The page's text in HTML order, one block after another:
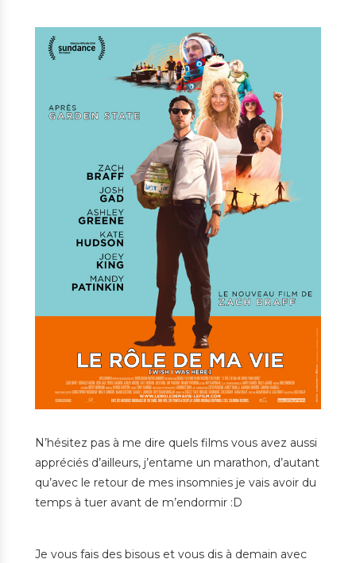
N’hésitez pas à me dire quels films vous avez aussi
appréciés d’ailleurs, j’entame un marathon, d’autant
qu’avec le retour de mes insomnies je vais avoir du
temps à tuer avant de m’endormir :D
Je vous fais des bisous et vous dis à demain avec